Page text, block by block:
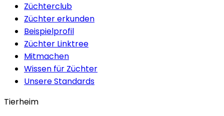
Züchterclub
Züchter erkunden
Beispielprofil
Züchter Linktree
Mitmachen
Wissen für Züchter
Unsere Standards
Tierheim